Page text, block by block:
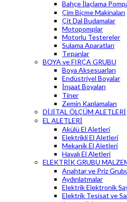
Bahçe İlaçlama
Çim Biçme Makinaları
Çit Dal Budamalar
Motopomplar
Motorlu Testereler
Sulama Aparatları
Tırpanlar
BOYA ve FIRÇA GRUBU
Boya Aksesuarları
Endüstriyel Boyalar
İnşaat Boyaları
Tiner
Zemin Kaplamaları
DİJİTAL ÖLÇÜM ALETLERİ
EL ALETLERİ
Akülü El Aletleri
Elektrikli El Aletleri
Mekanik El Aletleri
Havalı El Aletleri
ELEKTRİK GRUBU
Anahtar ve Priz
Aydınlatmalar
Elektrik Elektronik
Elektrik Tesisat ve